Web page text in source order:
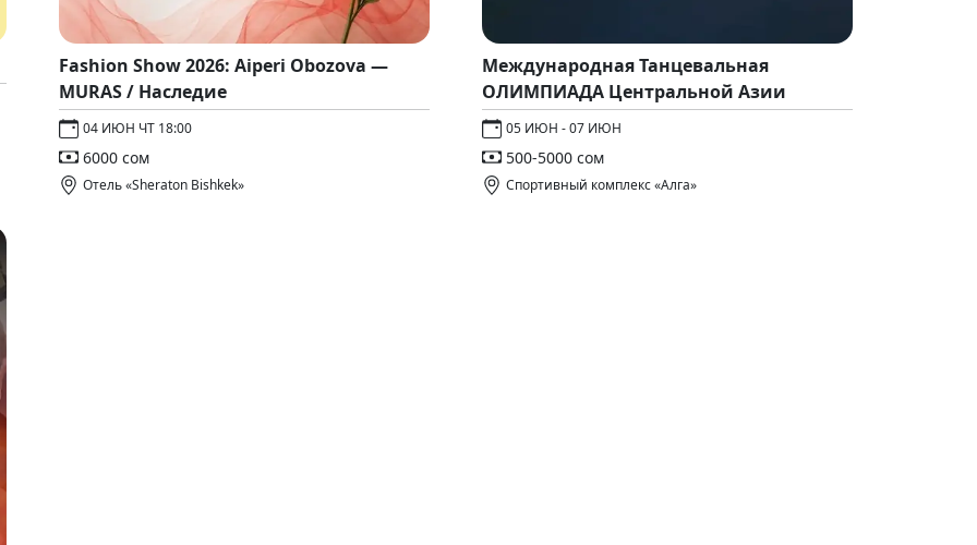
Fashion Show 2026: Aiperi Obozova —
MURAS / Наследие
04 ИЮН ЧТ 18:00
6000 сом
Отель «Sheraton Bishkek»
Международная Танцевальная
ОЛИМПИАДА Центральной Азии
05 ИЮН - 07 ИЮН
500-5000 сом
Спортивный комплекс «Алга»